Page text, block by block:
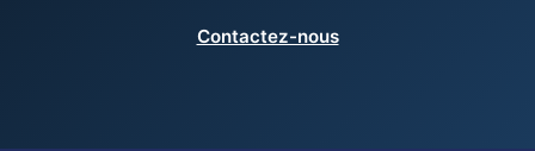
Contactez-nous